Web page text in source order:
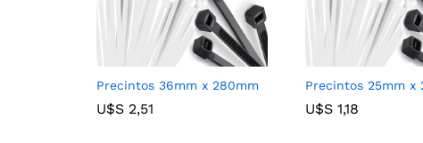
Precintos 36mm x 280mm
U$S 2,51
U$S 2,51
Precintos 25mm x
U$S 1,18
U$S 1,18